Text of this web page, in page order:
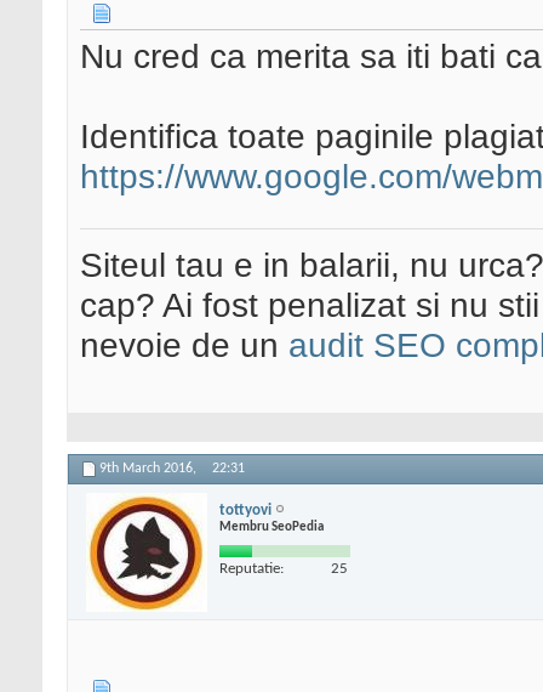
Nu cred ca merita sa iti bati
Identifica toate paginile
https://www.google.com/
Siteul tau e in balarii, nu
cap? Ai fost penalizat si nu
nevoie de un audit SEO
9th March 2016, 22:31
tottyovi
Membru SeoPedia
Reputatie: 25